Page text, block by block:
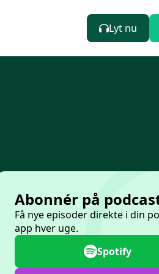
Lyt nu
Abonnér på
Få nye episoder direkte i din
app hver uge.
Spotify